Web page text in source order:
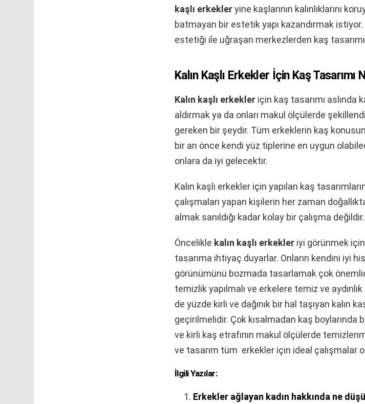
kaşlı erkekleryine kaşlarının kalınlıklarını
batmayan bir estetik yapı kazandırmak istiyor.
estetiği ile uğraşan merkezlerden kaş
Kalın Kaşlı Erkekler İçin Kaş Tasarımı
Kalın kaşlı erkekler için kaş tasarımı aslında
aldırmak ya da onları makul ölçülerde
gereken bir şeydir. Tüm erkeklerin kaş
bir an önce kendi yüz tiplerine en uygun
onlara da iyi gelecektir.
Kalın kaşlı erkekler için yapılan kaş
çalışmaları yapan kişilerin her zaman
almak sanıldığı kadar kolay bir çalışma
Öncelikle kalın kaşlı erkekler iyi görünmek
tasarıma ihtiyaç duyarlar. Onların kendini iyi
görünümünü bozmada tasarlamak çok
temizlik yapılmalı ve erkelere temiz ve
de yüzde kirli ve dağınık bir hal taşıyan kalın
geçirilmelidir. Çok kısalmadan kaş boylarında
ve kirli kaş etrafının makul ölçülerde
ve tasarım tüm erkekler için ideal çalışmalar
İlgili Yazılar:
Erkekler ağlayan kadın hakkında ne